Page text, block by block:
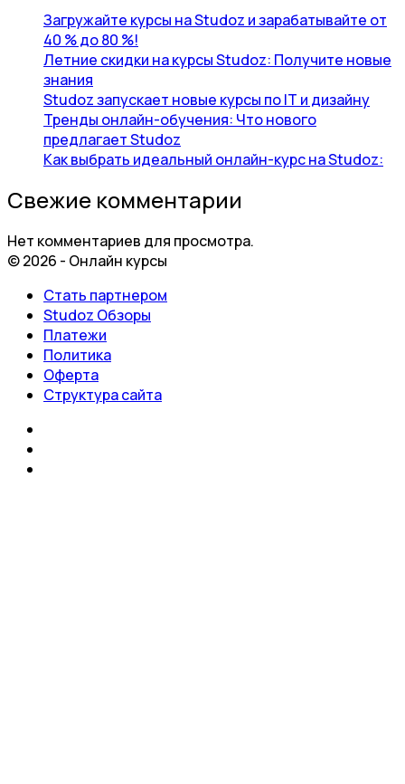
Загружайте курсы на Studoz и зарабатывайте от
40 % до 80 %!
Летние скидки на курсы Studoz: Получите новые
знания
Studoz запускает новые курсы по IT и дизайну
Тренды онлайн-обучения: Что нового
предлагает Studoz
Как выбрать идеальный онлайн-курс на Studoz:
Свежие комментарии
Нет комментариев для просмотра.
© 2026 - Онлайн курсы
Стать партнером
Studoz Обзоры
Платежи
Политика
Оферта
Структура сайта